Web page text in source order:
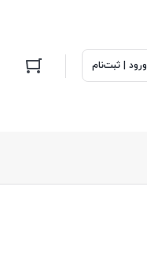
ورود | ثبت‌نام